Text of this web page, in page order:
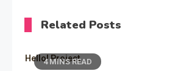
Related Posts
4 MINS READ
Hello! Project